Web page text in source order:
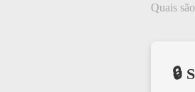
Quais
🔒